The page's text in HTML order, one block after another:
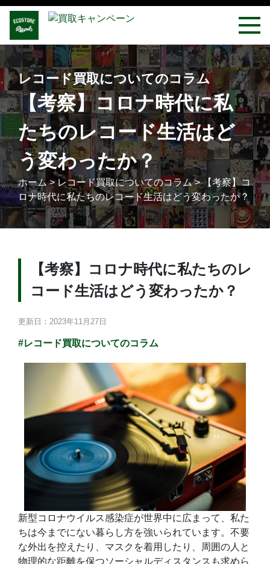
レコード買取についてのコラム
【考察】コロナ時代に私
たちのレコード生活はど
う変わったか？
ホーム>レコード買取についてのコラム>【考察】コ
ロナ時代に私たちのレコード生活はどう変わったか？
【考察】コロナ時代に私たちのレ
コード生活はどう変わったか？
更新日：2023年11月27日
#レコード買取についてのコラム
新型コロナウイルス感染症が世界中に広まって、私た
ちは今までにない暮らし方を強いられています。不要
な外出を控えたり、マスクを着用したり、周囲の人と
物理的な距離を保つソーシャルディスタンスも求めら